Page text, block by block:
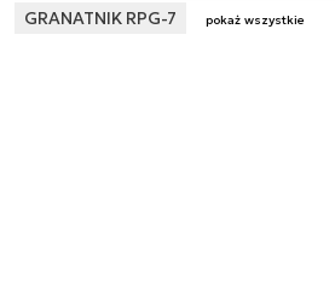
GRANATNIK RPG-7
pokaż wszystkie